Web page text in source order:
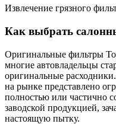
Извлечение грязного
Как выбрать
Оригинальные фильтры
многие автовладельцы
оригинальные
на рынке представлено
полностью или частично
заводской продукцией,
настоящую пытку.